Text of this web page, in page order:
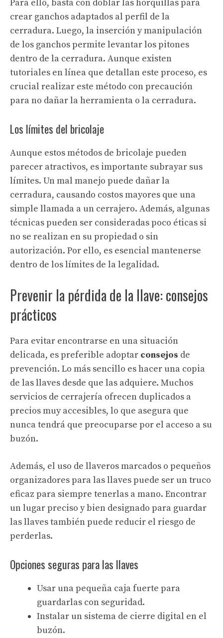
Para ello, basta con doblar las horquillas para
crear ganchos adaptados al perfil de la
cerradura. Luego, la inserción y manipulación
de los ganchos permite levantar los pitones
dentro de la cerradura. Aunque existen
tutoriales en línea que detallan este proceso, es
crucial realizar este método con precaución
para no dañar la herramienta o la cerradura.
Los límites del bricolaje
Aunque estos métodos de bricolaje pueden
parecer atractivos, es importante subrayar sus
límites. Un mal manejo puede dañar la
cerradura, causando costos mayores que una
simple llamada a un cerrajero. Además, algunas
técnicas pueden ser consideradas poco éticas si
no se realizan en su propiedad o sin
autorización. Por ello, es esencial mantenerse
dentro de los límites de la legalidad.
Prevenir la pérdida de la llave: consejos
prácticos
Para evitar encontrarse en una situación
delicada, es preferible adoptar consejos de
prevención. Lo más sencillo es hacer una copia
de las llaves desde que las adquiere. Muchos
servicios de cerrajería ofrecen duplicados a
precios muy accesibles, lo que asegura que
nunca tendrá que preocuparse por el acceso a su
buzón.
Además, el uso de llaveros marcados o pequeños
organizadores para las llaves puede ser un truco
eficaz para siempre tenerlas a mano. Encontrar
un lugar preciso y bien designado para guardar
las llaves también puede reducir el riesgo de
perderlas.
Opciones seguras para las llaves
Usar una pequeña caja fuerte para
guardarlas con seguridad.
Instalar un sistema de cierre digital en el
buzón.